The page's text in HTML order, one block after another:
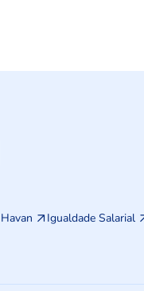
Igualdade Salarial